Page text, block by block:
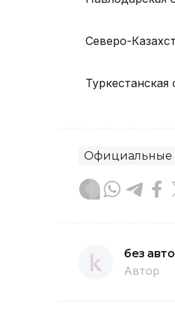
Северо-
Туркестанская
Официальные
без
Автор